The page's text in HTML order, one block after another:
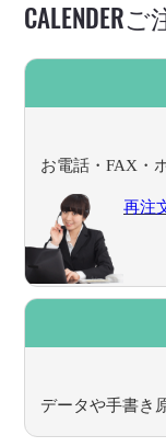
CALENDER
お電話・FAX・
再注
データや手書き